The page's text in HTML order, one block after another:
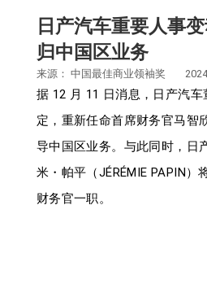
日产汽车重要人事
归中国区业务
来源： 中国最佳商业领袖奖
据 12 月 11 日消息，日产汽
定，重新任命首席财务官马智
导中国区业务。与此同时，日
米・帕平（JÉRÉMIE PAPIN）
财务官一职。